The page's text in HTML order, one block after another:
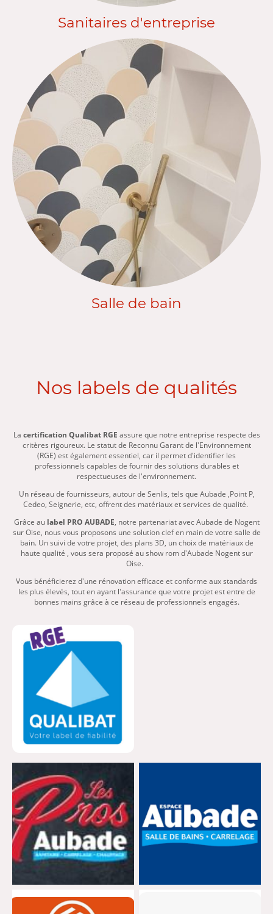
Sanitaires d'entreprise
Salle de bain
Nos labels de qualités
La certification Qualibat RGE assure que notre entreprise respecte des
critères rigoureux. Le statut de Reconnu Garant de l'Environnement
(RGE) est également essentiel, car il permet d'identifier les
professionnels capables de fournir des solutions durables et
respectueuses de l'environnement.
Un réseau de fournisseurs, autour de Senlis, tels que Aubade ,Point P,
Cedeo, Seignerie, etc, offrent des matériaux et services de qualité.
Grâce au label PRO AUBADE, notre partenariat avec Aubade de Nogent
sur Oise, nous vous proposons une solution clef en main de votre salle de
bain. Un suivi de votre projet, des plans 3D, un choix de matériaux de
haute qualité , vous sera proposé au show rom d'Aubade Nogent sur
Oise.
Vous bénéficierez d'une rénovation efficace et conforme aux standards
les plus élevés, tout en ayant l'assurance que votre projet est entre de
bonnes mains grâce à ce réseau de professionnels engagés.